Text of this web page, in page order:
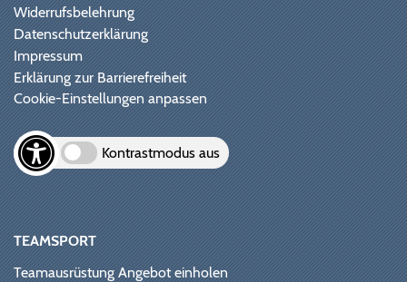
Widerrufsbelehrung
Datenschutzerklärung
Impressum
Erklärung zur Barrierefreiheit
Cookie-Einstellungen anpassen
Kontrastmodus aus
TEAMSPORT
Teamausrüstung Angebot einholen